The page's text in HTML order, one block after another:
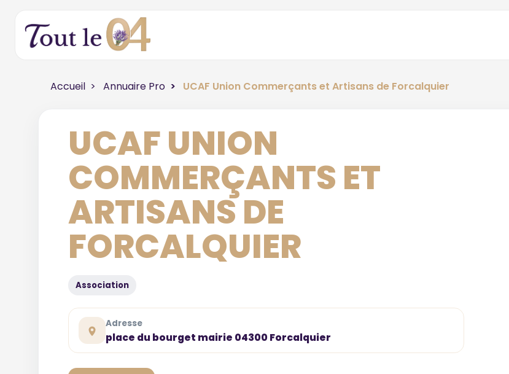
Accueil Annuaire Pro UCAF Union Commerçants et Artisans de Forcalquier
UCAF UNION
COMMERÇANTS ET
ARTISANS DE
FORCALQUIER
Association
Adresse
place du bourget mairie 04300 Forcalquier